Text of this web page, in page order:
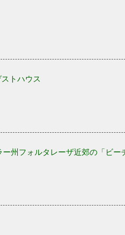
トハウス
州フォルタレーザ近郊の「ビー